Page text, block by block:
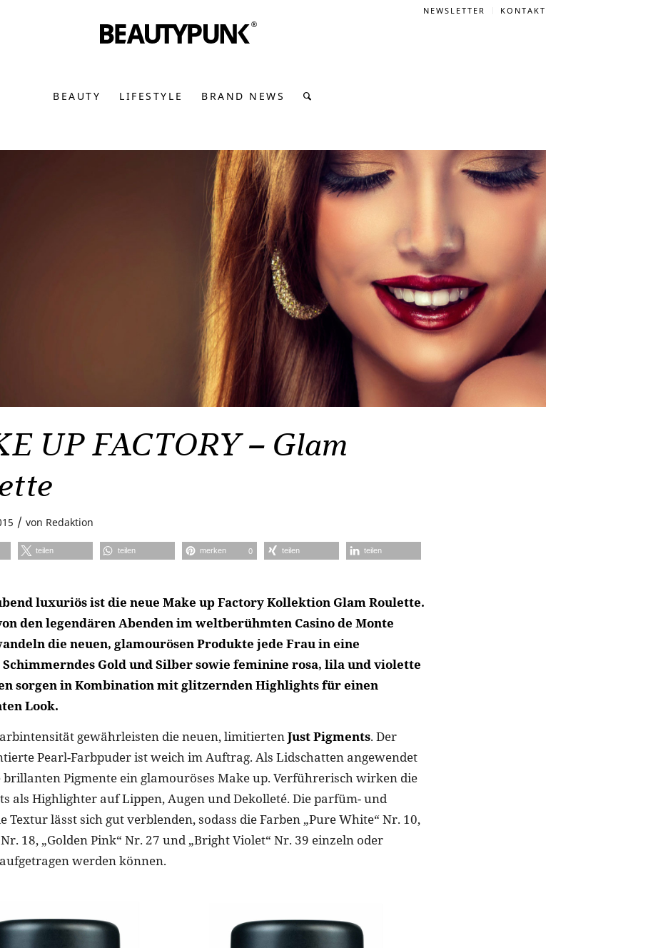
NEWSLETTER KONTAKT
BEAUTY LIFESTYLE BRAND NEWS
UP FACTORY – Glam
/ von Redaktion
teilen teilen merken 0 teilen teilen
luxuriös ist die neue Make up Factory Kollektion Glam Roulette.
den legendären Abenden im weltberühmten Casino de Monte
die neuen, glamourösen Produkte jede Frau in eine
Gold und Silber sowie feminine rosa, lila und violette
sorgen in Kombination mit glitzernden Highlights für einen
Look.
gewährleisten die neuen, limitiertenJust Pigments. Der
Pearl-Farbpuder ist weich im Auftrag. Als Lidschatten angewendet
Pigmente ein glamouröses Make up. Verführerisch wirken die
als Highlighter auf Lippen, Augen und Dekolleté. Die parfüm- und
Textur lässt sich gut verblenden, sodass die Farben „Pure White“ Nr. 10,
Nr. 18, „Golden Pink“ Nr. 27 und „Bright Violet“ Nr. 39 einzeln oder
werden können.